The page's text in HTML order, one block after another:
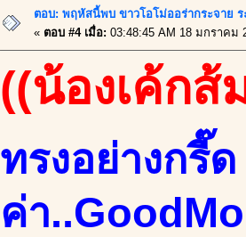
ตอบ: พฤหัสนี้พบ ขาวโอโม่ออร่ากระจาย
« ตอบ #4 เมื่อ: 03:48:45 AM 18 มกราคม
((น้องเค้กส้
ทรงอย่างกรี๊
ค่า